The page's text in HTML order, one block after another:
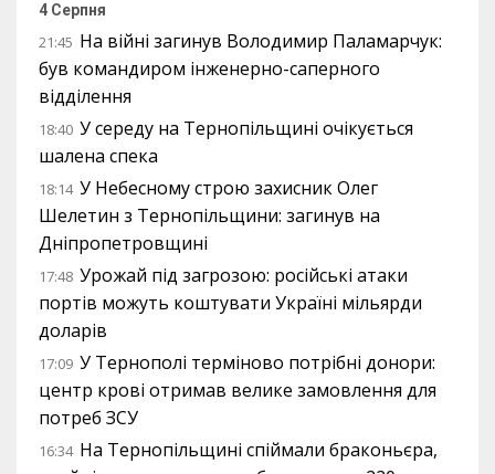
4 Серпня
21:45 На війні загинув Володимир Паламарчук:
був командиром інженерно-саперного
відділення
18:40 У середу на Тернопільщині очікується
шалена спека
18:14 У Небесному строю захисник Олег
Шелетин з Тернопільщини: загинув на
Дніпропетровщині
17:48 Урожай під загрозою: російські атаки
портів можуть коштувати Україні мільярди
доларів
17:09 У Тернополі терміново потрібні донори:
центр крові отримав велике замовлення для
потреб ЗСУ
16:34 На Тернопільщині спіймали браконьєра,